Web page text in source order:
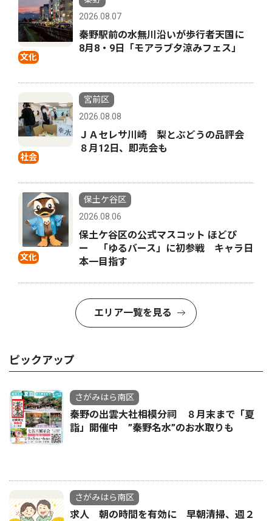
文化
2026.08.07
秦野駅前の水無川沿いが歩行者天国に
8月8・9日「モアラブ夕涼みフェス」
社会
宮前区
2026.08.08
ＪＡセレサ川崎 梨とぶどうの品評会
８月12日、即売会も
文化
保土ケ谷区
2026.08.06
保土ケ谷区の公式マスコット ほどぴ
ー 「ゆるバース」に初参戦 キャラ日
本一目指す
エリア一覧を見る
ピックアップ
さがみはら南区
秦野の出雲大社相模分祠 ８月末まで「夏
詣」開催中 ”秦野名水”のお水取りも
さがみはら南区
求人 朝の時間を有効に 早朝清掃、週２